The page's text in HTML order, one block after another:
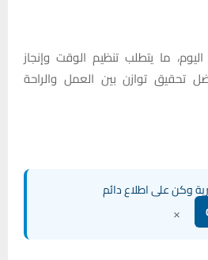
ما يتطلب تنظيم الوقت وإنجاز
تحقيق توازن بين العمل والراحة
وكن على اطلاع دائم
×